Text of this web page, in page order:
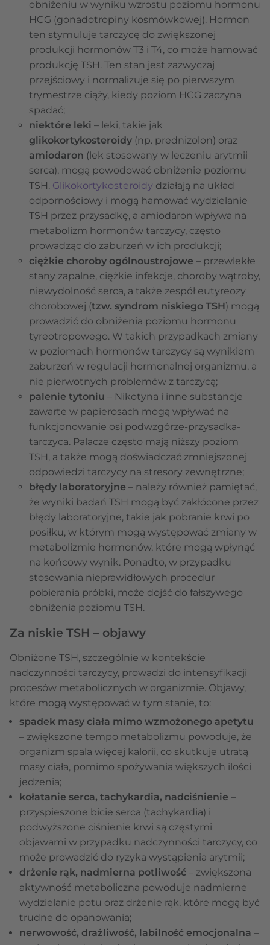
obniżeniu w wyniku wzrostu poziomu hormonu
HCG (gonadotropiny kosmówkowej). Hormon
ten stymuluje tarczycę do zwiększonej
produkcji hormonów T3 i T4, co może hamować
produkcję TSH. Ten stan jest zazwyczaj
przejściowy i normalizuje się po pierwszym
trymestrze ciąży, kiedy poziom HCG zaczyna
spadać;
niektóre leki – leki, takie jak
glikokortykosteroidy (np. prednizolon) oraz
amiodaron (lek stosowany w leczeniu arytmii
serca), mogą powodować obniżenie poziomu
TSH. Glikokortykosteroidy działają na układ
odpornościowy i mogą hamować wydzielanie
TSH przez przysadkę, a amiodaron wpływa na
metabolizm hormonów tarczycy, często
prowadząc do zaburzeń w ich produkcji;
ciężkie choroby ogólnoustrojowe – przewlekłe
stany zapalne, ciężkie infekcje, choroby wątroby,
niewydolność serca, a także zespół eutyreozy
chorobowej (tzw. syndrom niskiego TSH) mogą
prowadzić do obniżenia poziomu hormonu
tyreotropowego. W takich przypadkach zmiany
w poziomach hormonów tarczycy są wynikiem
zaburzeń w regulacji hormonalnej organizmu, a
nie pierwotnych problemów z tarczycą;
palenie tytoniu – Nikotyna i inne substancje
zawarte w papierosach mogą wpływać na
funkcjonowanie osi podwzgórze-przysadka-
tarczyca. Palacze często mają niższy poziom
TSH, a także mogą doświadczać zmniejszonej
odpowiedzi tarczycy na stresory zewnętrzne;
błędy laboratoryjne – należy również pamiętać,
że wyniki badań TSH mogą być zakłócone przez
błędy laboratoryjne, takie jak pobranie krwi po
posiłku, w którym mogą występować zmiany w
metabolizmie hormonów, które mogą wpłynąć
na końcowy wynik. Ponadto, w przypadku
stosowania nieprawidłowych procedur
pobierania próbki, może dojść do fałszywego
obniżenia poziomu TSH.
Za niskie TSH – objawy
Obniżone TSH, szczególnie w kontekście
nadczynności tarczycy, prowadzi do intensyfikacji
procesów metabolicznych w organizmie. Objawy,
które mogą występować w tym stanie, to:
spadek masy ciała mimo wzmożonego apetytu
– zwiększone tempo metabolizmu powoduje, że
organizm spala więcej kalorii, co skutkuje utratą
masy ciała, pomimo spożywania większych ilości
jedzenia;
kołatanie serca, tachykardia, nadciśnienie –
przyspieszone bicie serca (tachykardia) i
podwyższone ciśnienie krwi są częstymi
objawami w przypadku nadczynności tarczycy, co
może prowadzić do ryzyka wystąpienia arytmii;
drżenie rąk, nadmierna potliwość – zwiększona
aktywność metaboliczna powoduje nadmierne
wydzielanie potu oraz drżenie rąk, które mogą być
trudne do opanowania;
nerwowość, drażliwość, labilność emocjonalna –